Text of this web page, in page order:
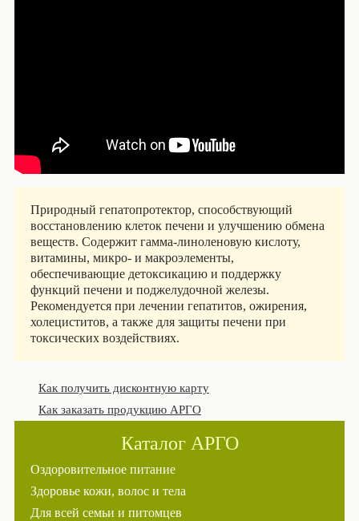
Природный гепатопротектор, способствующий
восстановлению клеток печени и улучшению обмена
веществ. Содержит гамма-линоленовую кислоту,
витамины, микро- и макроэлементы,
обеспечивающие детоксикацию и поддержку
функций печени и поджелудочной железы.
Рекомендуется при лечении гепатитов, ожирения,
холециститов, а также для защиты печени при
токсических воздействиях.
Как получить дисконтную карту
Как заказать продукцию АРГО
Каталог АРГО
Оздоровительное питание
Здоровье кожи, волос и тела
Для всей семьи и питомцев